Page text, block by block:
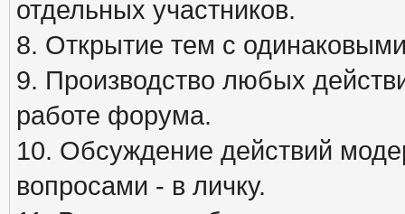
отдельных участников.
8. Открытие тем с
9. Производство любых
работе форума.
10. Обсуждение действий
вопросами - в личку.